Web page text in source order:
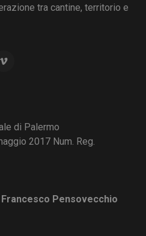
tra cantine, territorio e
di Palermo
2017 Num. Reg.
Pensovecchio